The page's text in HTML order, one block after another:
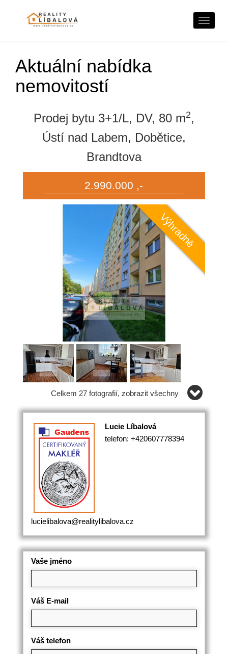
Aktuální nabídka
nemovitostí
Prodej bytu 3+1/L, DV, 80 m2,
Ústí nad Labem, Dobětice,
Brandtova
2.990.000 ,-
Celkem 27 fotografií, zobrazit všechny
Lucie Líbalová
telefon: +420607778394
lucielibalova@realitylibalova.cz
Vaše jméno
Váš E-mail
Váš telefon